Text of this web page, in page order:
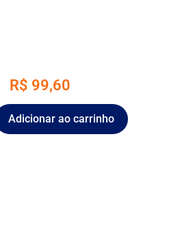
R$ 99,60
Adicionar ao carrinho